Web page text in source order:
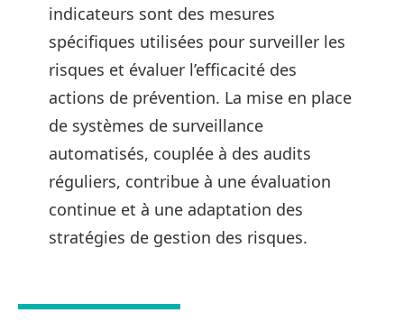
indicateurs sont des mesures
spécifiques utilisées pour surveiller les
risques et évaluer l’efficacité des
actions de prévention. La mise en place
de systèmes de surveillance
automatisés, couplée à des audits
réguliers, contribue à une évaluation
continue et à une adaptation des
stratégies de gestion des risques.